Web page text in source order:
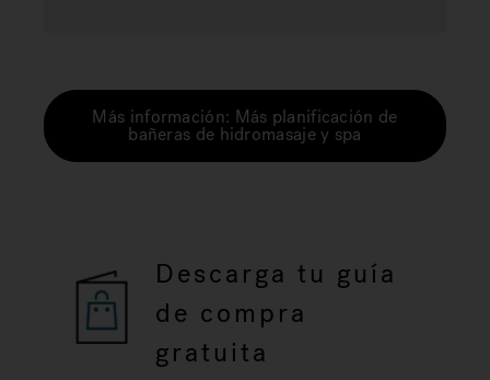
Más información: Más planificación de
bañeras de hidromasaje y spa
Descarga tu guía
de compra
gratuita